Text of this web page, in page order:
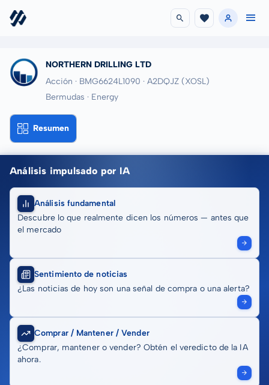
NORTHERN DRILLING LTD
Acción · BMG6624L1090 · A2DQJZ (XOSL)
Bermudas · Energy
Resumen
Análisis impulsado por IA
Análisis fundamental
Descubre lo que realmente dicen los números — antes que
el mercado
Sentimiento de noticias
¿Las noticias de hoy son una señal de compra o una alerta?
Comprar / Mantener / Vender
¿Comprar, mantener o vender? Obtén el veredicto de la IA
ahora.